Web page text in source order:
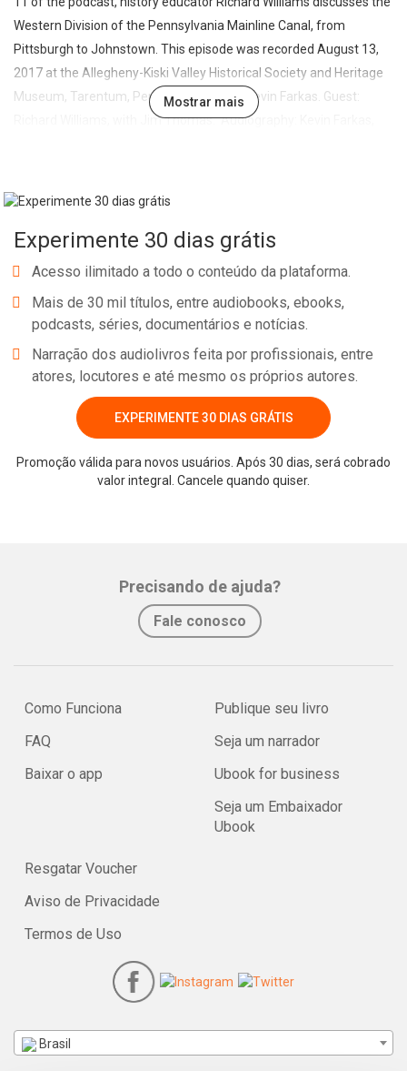
Western Division of the Pennsylvania Mainline Canal, from
Pittsburgh to Johnstown. This episode was recorded August 13,
2017 at the Allegheny-Kiski Valley Historical Society and Heritage
Museum, Tarentum, Pennsylvania. Host: Kevin Farkas. Guest:
Richard Williams, with Jim Thomas. Audiography: Kevin Farkas,
We Saw”). ©2017 Alle-Kiski Chronicle Podcast/TSVP. All rights
jQuery(document).ready(function() {
jQuery('#slider_3067').owlCarousel({ responsive:{ 0:{ items:1 },
1500:{ items:4 } }, autoplay : true, autoplayTimeout : 3000,
autoplayHoverPause : true, smartS
Mostrar mais
Experimente 30 dias grátis
Acesso ilimitado a todo o conteúdo da plataforma.
Mais de 30 mil títulos, entre audiobooks, ebooks,
podcasts, séries, documentários e notícias.
Narração dos audiolivros feita por profissionais, entre
atores, locutores e até mesmo os próprios autores.
EXPERIMENTE 30 DIAS GRÁTIS
Promoção válida para novos usuários. Após 30 dias, será cobrado
valor integral. Cancele quando quiser.
Precisando de ajuda?
Fale conosco
Como Funciona
FAQ
Baixar o app
Publique seu livro
Seja um narrador
Ubook for business
Seja um Embaixador
Ubook
Resgatar Voucher
Aviso de Privacidade
Termos de Uso
Brasil
Whatsapp Facebook Twitter